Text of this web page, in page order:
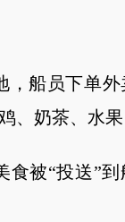
船员下单外
鸡、奶茶、水
被“投送”到